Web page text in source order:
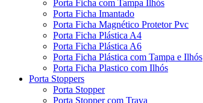
Porta Ficha com Tampa Ilhós
Porta Ficha Imantado
Porta Ficha Magnético Protetor Pvc
Porta Ficha Plástica A4
Porta Ficha Plástica A6
Porta Ficha Plástica com Tampa e Ilhós
Porta Ficha Plastico com Ilhós
Porta Stoppers
Porta Stopper
Porta Stopper com Trava